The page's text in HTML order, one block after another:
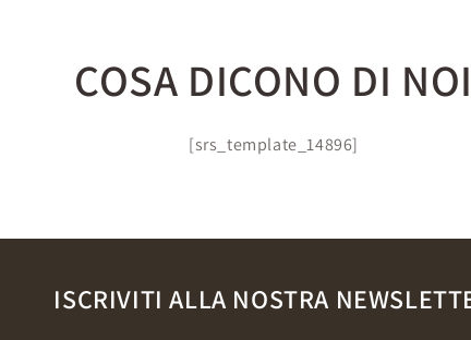
COSA DICONO DI NOI
[srs_template_14896]
ISCRIVITI ALLA NOSTRA